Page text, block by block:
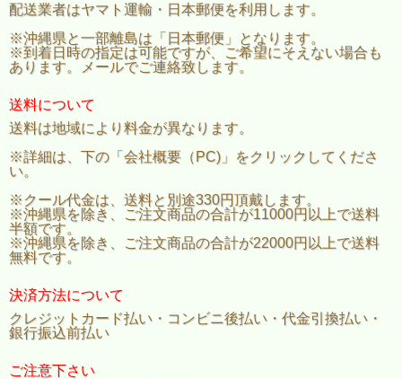
配送業者はヤマト運輸・日本郵便を利用します。
※沖縄県と一部離島は「日本郵便」となります。
※到着日時の指定は可能ですが、ご希望にそえない場合も
あります。メールでご連絡致します。
送料について
送料は地域により料金が異なります。
※詳細は、下の「会社概要（PC)」をクリックしてくださ
い。
※クール代金は、送料と別途330円頂戴します。
※沖縄県を除き、ご注文商品の合計が11000円以上で送料
半額です。
※沖縄県を除き、ご注文商品の合計が22000円以上で送料
無料です。
決済方法について
クレジットカード払い・コンビニ後払い・代金引換払い・
銀行振込前払い
ご注意下さい